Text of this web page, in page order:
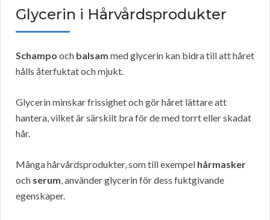
Glycerin i Hårvårdsprodukter
Schampo och balsam med glycerin kan bidra till att håret
hålls återfuktat och mjukt.
Glycerin minskar frissighet och gör håret lättare att
hantera, vilket är särskilt bra för de med torrt eller skadat
hår.
Många hårvårdsprodukter, som till exempel hårmasker
och serum, använder glycerin för dess fuktgivande
egenskaper.